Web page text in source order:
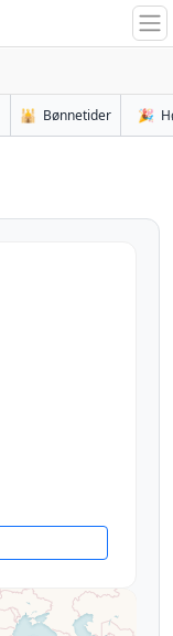
🕌 Bønnetider 🎉